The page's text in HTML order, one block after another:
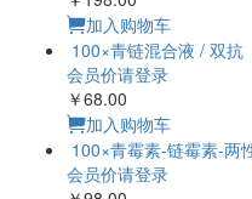
加入购物车
100×青链混合液 / 双抗
会员价请登录
￥68.00
加入购物车
100×青霉素-链霉素-两
会员价请登录